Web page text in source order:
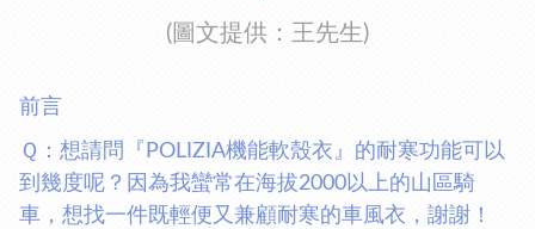
(圖文提供：王先生)
前言
Ｑ：想請問『POLIZIA機能軟殼衣』的耐寒功能可以
到幾度呢？因為我蠻常在海拔2000以上的山區騎
車，想找一件既輕便又兼顧耐寒的車風衣，謝謝！